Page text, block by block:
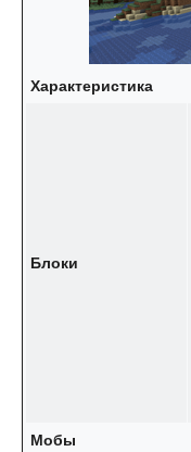
Характеристика
Блоки
Мобы